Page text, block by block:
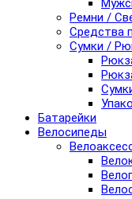
Ремни /
Средства
Сумки /
Батарейки
Велосипеды